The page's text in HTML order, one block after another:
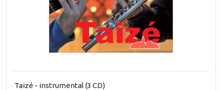
Taizé - instrumental (3 CD)